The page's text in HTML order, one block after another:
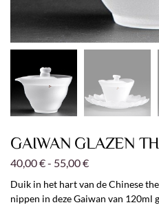
GAIWAN GLAZEN
40,00€- 55,00€
Duik in het hart van de Chinese
nippen in deze Gaiwan van 120ml